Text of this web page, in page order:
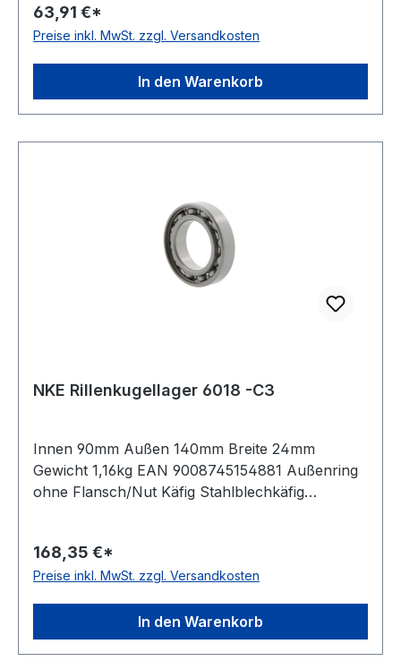
einsatzgehärtetem Stahl Käfig Stahlblechkäfig
Temperaturbereich -40 bis +120 °C Anordnung
63,91 €*
Preise inkl. MwSt. zzgl. Versandkosten
In den Warenkorb
NKE Rillenkugellager 6018 -C3
Innen 90mm Außen 140mm Breite 24mm
Gewicht 1,16kg EAN 9008745154881 Außenring
ohne Flansch/Nut Käfig Stahlblechkäfig
Wälzkörper Standard-Wälzlagerstahl
Stromisolierung keine Toleranzklasse
Standard-Wälzlagerstahl Dichtung keine, offenes
Lager Bohrung zylindrische Bohrung
168,35 €*
Preise inkl. MwSt. zzgl. Versandkosten
In den Warenkorb